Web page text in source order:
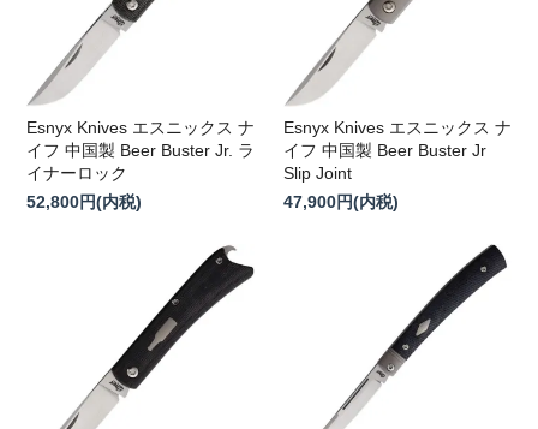
Esnyx Knives エスニックス ナ
イフ 中国製 Beer Buster Jr. ラ
イナーロック
52,800円(内税)
Esnyx Knives エスニックス ナ
イフ 中国製 Beer Buster Jr
Slip Joint
47,900円(内税)